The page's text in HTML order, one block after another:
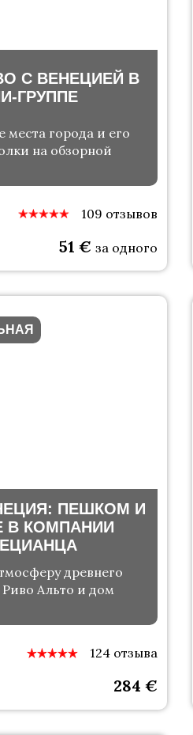
С ВЕНЕЦИЕЙ В
ГРУППЕ
места города и его
на обзорной
109 отзывов
51€ за одного
ПЕШКОМ И
В КОМПАНИИ
древнего
Риво Альто и дом
124 отзыва
284€